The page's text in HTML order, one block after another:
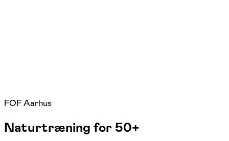
FOF Aarhus
Naturtræning for 50+